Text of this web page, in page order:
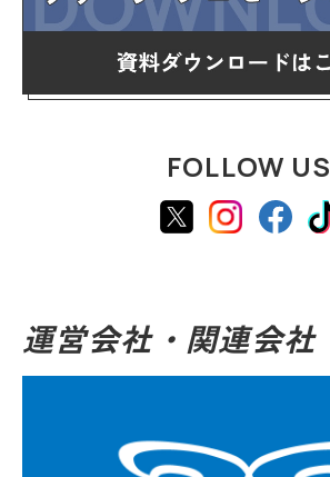
FOLLOW US
運営会社・関連会社